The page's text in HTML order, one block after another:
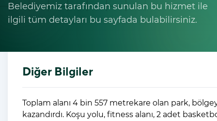
Belediyemiz tarafından sunulan bu hizmet ile
ilgili tüm detayları bu sayfada bulabilirsiniz.
Diğer Bilgiler
Toplam alanı 4 bin 557 metrekare olan park,
kazandırdı. Koşu yolu, fitness alanı, 2 adet